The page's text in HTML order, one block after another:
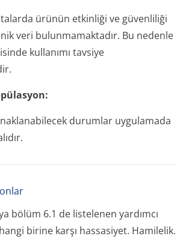
ürünün etkinliği ve güvenliliği
veri bulunmamaktadır. Bu nedenle
kullanımı tavsiye
durumlar uygulamada
bölüm 6.1 de listelenen yardımcı
birine karşı hassasiyet. Hamilelik.